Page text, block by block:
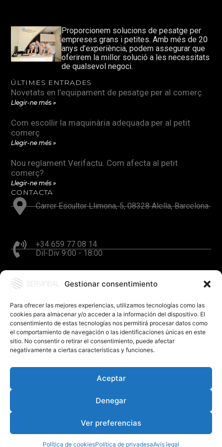
Gestionar consentimiento
Para ofrecer las mejores experiencias, utilizamos tecnologías como las
cookies para almacenar y/o acceder a la información del dispositivo. El
consentimiento de estas tecnologías nos permitirá procesar datos como
el comportamiento de navegación o las identificaciones únicas en este
sitio. No consentir o retirar el consentimiento, puede afectar
negativamente a ciertas características y funciones.
Aceptar
Denegar
Ver preferencias
Política de cookiesPolítica de privadesaAvís legal
Proporcionem solucions de pesatge per
empreses grans i petites. Amb més de 20
anys d’experiència, podem assegurar que
oferirem la millor solució a les necessitats
de qualsevol negoci.
ÚLTIMES ENTRADES
Novetats en l’equipament de pesatge per al comerç.
Llegir-ne més »
Com escollir la maquinària adequada per al petit
comerç
Llegir-ne més »
Nou reglament Verifactu. Com afecta al petit
comerç?
Llegir-ne més »
CONTACTA
Carrer Escultor Llimona, 5, 08328 Alella, Barcelona
+34 659 77 08 14
Dil-Div 9:00 - 18:00
hola@servifibal.cat
©SERVIFIBAL S.L. – DissenyFerBcn
Política de cookies (UE)
Xarxes socials